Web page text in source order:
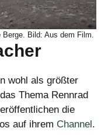
Bild: Aus dem Film.
wohl als größter
Thema Rennrad
die
auf ihrem Channel.